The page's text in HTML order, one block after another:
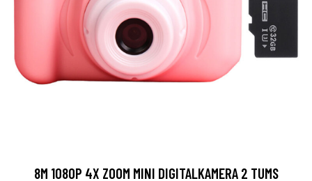
8M 1080P 4X ZOOM MINI DIGITALKAMERA 2 TUMS